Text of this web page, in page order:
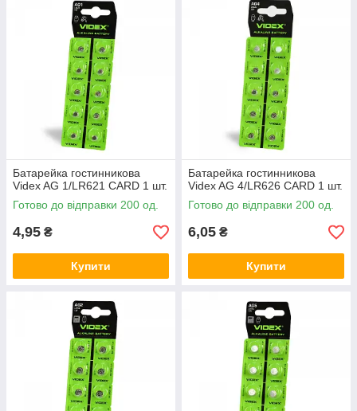
Батарейка гостинникова
Videx AG 1/LR621 CARD 1 шт.
Готово до відправки 200 од.
4,95 ₴
Купити
Батарейка гостинникова
Videx AG 4/LR626 CARD 1 шт.
Готово до відправки 200 од.
6,05 ₴
Купити